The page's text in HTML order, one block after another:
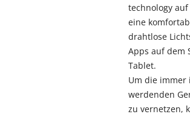
technology
eine
drahtlose
Apps auf dem
Tablet.
Um die
werdenden
zu vernetzen,